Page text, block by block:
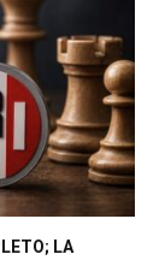
LA